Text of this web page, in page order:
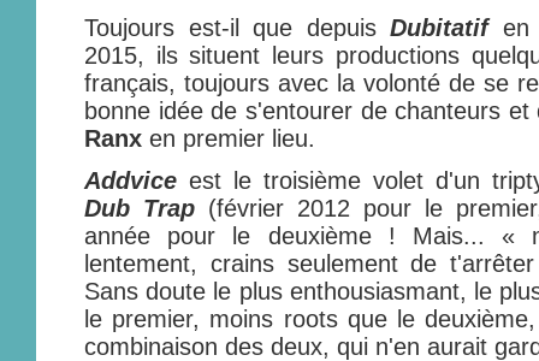
Toujours est-il que depuisDubitatifen
2015, ils situent leurs productions
français, toujours avec la volonté de se
bonne idée de s'entourer de chanteurs
Ranx en premier lieu.
Addvice est le troisième volet d'un
Dub Trap (février 2012 pour le
année pour le deuxième ! Mais... «
lentement, crains seulement de
Sans doute le plus enthousiasmant, le
le premier, moins roots que le
combinaison des deux, qui n'en aurait